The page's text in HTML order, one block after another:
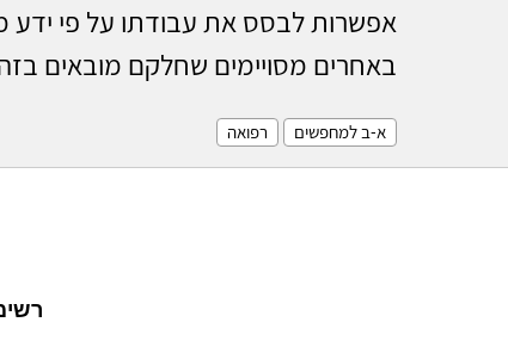
אפשרות לבסס את עבודתו על פי ידע
באחרים מסויימים שחלקם מובאים
א-ב למחפשים רפואה